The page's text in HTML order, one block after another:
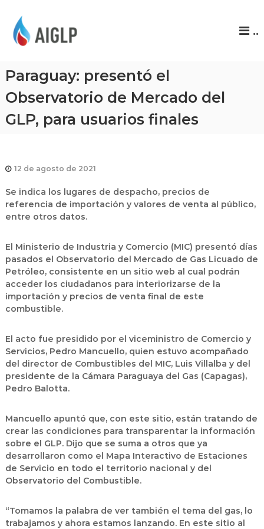
P
..
Paraguay: presentó el
Observatorio de Mercado del
GLP, para usuarios finales
12 de agosto de 2021
Se indica los lugares de despacho, precios de
referencia de importación y valores de venta al público,
entre otros datos.
El Ministerio de Industria y Comercio (MIC) presentó días
pasados el Observatorio del Mercado de Gas Licuado de
Petróleo, consistente en un sitio web al cual podrán
acceder los ciudadanos para interiorizarse de la
importación y precios de venta final de este
combustible.
El acto fue presidido por el viceministro de Comercio y
Servicios, Pedro Mancuello, quien estuvo acompañado
del director de Combustibles del MIC, Luis Villalba y del
presidente de la Cámara Paraguaya del Gas (Capagas),
Pedro Balotta.
Mancuello apuntó que, con este sitio, están tratando de
crear las condiciones para transparentar la información
sobre el GLP. Dijo que se suma a otros que ya
desarrollaron como el Mapa Interactivo de Estaciones
de Servicio en todo el territorio nacional y del
Observatorio del Combustible.
“Tomamos la palabra de ver también el tema del gas, lo
trabajamos y ahora estamos lanzando. En este sitio al